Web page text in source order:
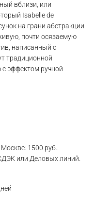
вблизи, или
Isabelle de
на грани абстракции
почти осязаемую
написанный с
традиционной
эффектом ручной
1500 руб..
или Деловых линий.